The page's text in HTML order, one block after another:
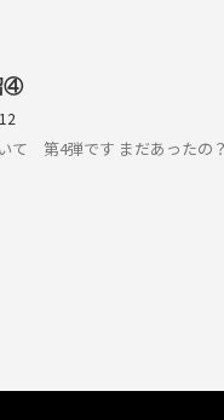
④
て 第4弾です まだあったの